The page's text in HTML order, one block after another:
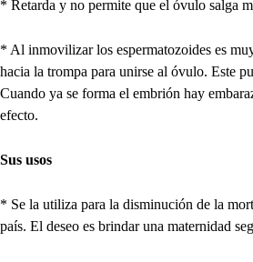
* Retarda y no permite que el óvulo salga
* Al inmovilizar los espermatozoides es
hacia la trompa para unirse al óvulo. Este
Cuando ya se forma el embrión hay
efecto.
Sus usos
* Se la utiliza para la disminución de la
país. El deseo es brindar una maternidad